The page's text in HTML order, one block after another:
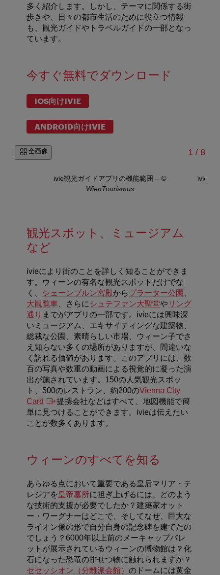
多く紹介します。しかし、テーマに関係する街
歩きや、日々の都市生活のために役立つ情報
も、観光ガイドやトラベルガイドの一部となっ
ています。
今すぐ無料でダウンロード
IOS向けIVIE
ANDROID向けIVIE
全画像 1 // 8
ivie観光ガイドアプリの機能範囲 –©
WienTourismus
ivie観
観光スポット、ミュージアム
など
ivieにより街のことを詳しく知ることができま
す。ウィーンの有名な観光スポットだけでな
く、
シェーンブルン宮殿からプラーター公園
大観覧車 、さらに シュテファン大聖堂や リング
通り までがアプリの一部です。ivieには興味深
いミュージアム、エキサイティングな建築物、
総裁な公園、素晴らしい市場、ウィーン子でさ
え知らない多くの場所がありますが、間違いな
く訪れる価値があります。このアプリには、数
百の写真や数重の動画による視覚的に凝った演
出が施されています。150の人気観光スポッ
ト、500のレストラン、約200のVienna City
Card
提携会社などはすべて、地図機能で簡
単に見つけることができます。ivieは伝えたい
ことが数多くあります。
ウィーンのすべてを知る
あらゆる点において重要である皇后マリア・テ
レジアを皇帝墓所に担ぎ上げるには、どのよう
な技術的支援が必要でしたか？建築家オット
ー・ワーグナーはどこで、そしてなぜ、巨大な
ライオン像の形で自分自身の記念碑を建てたの
でしょう？6000年以上前のメーキャップパレ
ットが展示されているウィーンの博物館は？化
石になった恐竜の排せつ物に触れられますか？
セセッシオン（分離派会館） のドームには黄金